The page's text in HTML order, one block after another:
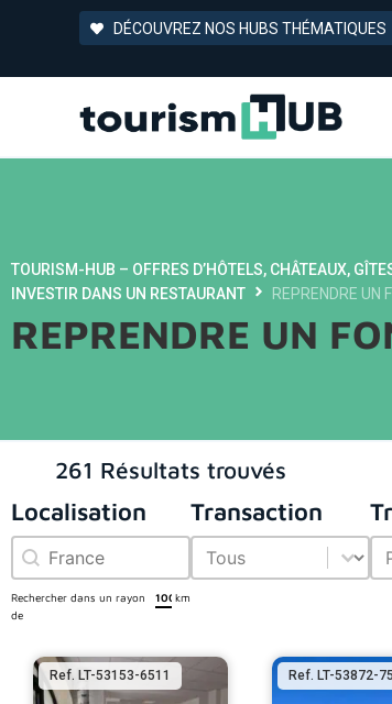
DÉCOUVREZ NOS HUBS THÉMATIQUES
REPRENDRE UN
TOURISM-HUB – OFFRES D’HÔTELS, CHÂTEAUX,
INVESTIR DANS UN RESTAURANT
REPRENDRE UN
261 Résultats trouvés
Localisation
Localisation
Localisation
Rechercher dans un rayon
de
km
Transaction
Transaction
Transaction
Ref. LT-53153-6511 Ref. LT-53872-